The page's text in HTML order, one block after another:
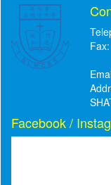
Facebook /